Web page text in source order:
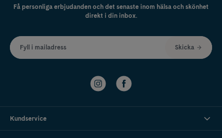
Få personliga erbjudanden och det senaste inom hälsa och skönhet
direkt i din inbox.
Fyll i mailadress Skicka
Kundservice